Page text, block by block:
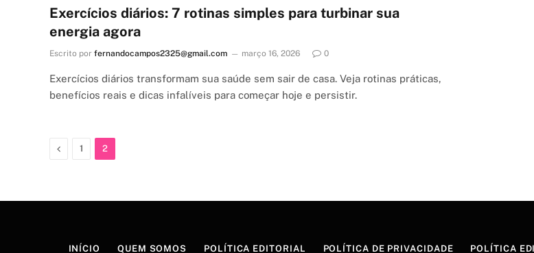
Exercícios diários: 7 rotinas simples para turbinar sua
energia agora
Escrito por fernandocampos2325@gmail.com março 16, 2026 0
Exercícios diários transformam sua saúde sem sair de casa. Veja rotinas práticas,
benefícios reais e dicas infalíveis para começar hoje e persistir.
Previous
1 2
INÍCIO QUEM SOMOS POLÍTICA EDITORIAL POLÍTICA DE PRIVACIDADE POLÍTICA